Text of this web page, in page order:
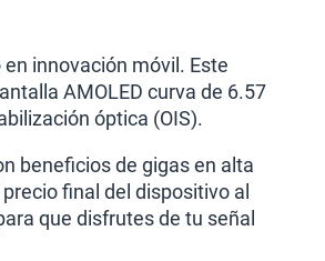
innovación móvil. Este
AMOLED curva de 6.57
óptica (OIS).
beneficios de gigas en alta
final del dispositivo al
que disfrutes de tu señal